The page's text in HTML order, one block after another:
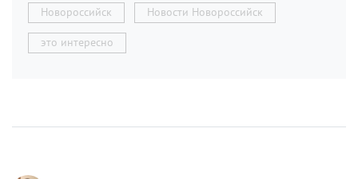
Новороссийск Новости Новороссийск
это интересно